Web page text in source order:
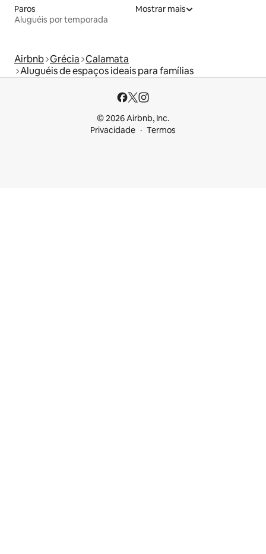
Paros
Aluguéis por temporada
Mostrar mais
Airbnb Grécia Calamata
Aluguéis de espaços ideais para famílias
© 2026 Airbnb, Inc.
Privacidade
Termos